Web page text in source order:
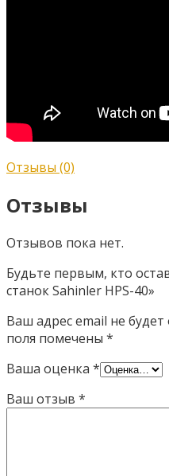
Отзывы (0)
Отзывы
Отзывов пока нет.
Будьте первым, кто
станок Sahinler HPS-40»
Ваш адрес email не будет
поля помечены *
Ваша оценка *
Ваш отзыв *